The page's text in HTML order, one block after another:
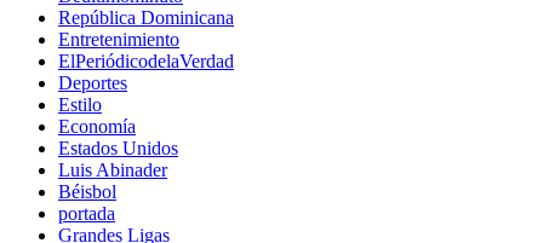
República Dominicana
Entretenimiento
ElPeriódicodelaVerdad
Deportes
Estilo
Economía
Estados Unidos
Luis Abinader
Béisbol
portada
Grandes Ligas